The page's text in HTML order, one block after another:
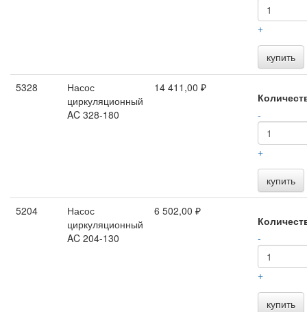
+
купить
5328
Насос
циркуляционный
AC 328-180
14 411,00 ₽
-
+
купить
5204
Насос
циркуляционный
AC 204-130
6 502,00 ₽
-
+
купить